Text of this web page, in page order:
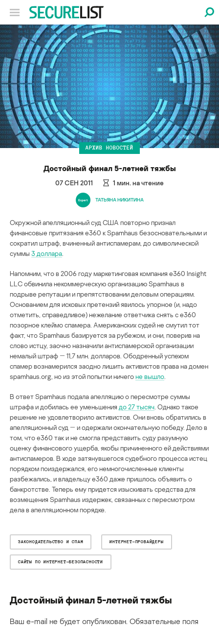
АРХИВ НОВОСТЕЙ
Достойный финал 5-летней тяжбы
07 СЕН 2011 1 мин. на чтение
ТАТЬЯНА НИКИТИНА
Окружной апелляционный суд США повторно признал
финансовые притязания e360 к Spamhaus безосновательными и
сократил штраф, вчиненный антиспамерам, до символической
суммы 3 доллара
Напомним, что в 2006 году маркетинговая компания e360 Insight
LLC обвинила некоммерческую организацию Spamhaus в
подрыве репутации и препятствовании деловым операциям.
Основанием для исковых претензий явилось упорное (и, надо
отметить, справедливое) нежелание ответчика снять с e360
позорное клеймо спамера. Американских судей не смутил тот
факт, что Spamhaus базируется за рубежом, и они, поверив на
слово истцу, заочно назначили антиспамерской организации
немалый штраф ― 11,7 млн. долларов. Ободренный успехом
спамер вознамерился заодно лишить активистов права на домен
spamhaus.org, но из этой попытки ничегоне вышло
В ответ Spamhaus подала апелляцию о пересмотре суммы
штрафа и добилась ее уменьшения до 27 тысяч . Однако такое
решение не удовлетворило активистов. Они вновь обратились в
апелляционный суд ― и одержали окончательную победу. Дело в
том, что e360 так и не смогла представить суду разумную
оценку финансового ущерба, якобы причиненного ей действиями
антиспамеров. В ходе затянувшегося судебного процесса истец
порядком поиздержался, его немногочисленные клиенты
разбежались, и владельцу e360 даже пришлось объявить о
банкротстве. Теперь ему придется изыскивать средства для
возмещения Spamhaus издержек, связанных с пересмотром
дела в апелляционном порядке.
ЗАКОНОДАТЕЛЬСТВО И СПАМ ИНТЕРНЕТ-ПРОВАЙДЕРЫ
САЙТЫ ПО ИНТЕРНЕТ-БЕЗОПАСНОСТИ
Достойный финал 5-летней тяжбы
Ваш e-mail не будет опубликован. Обязательные поля